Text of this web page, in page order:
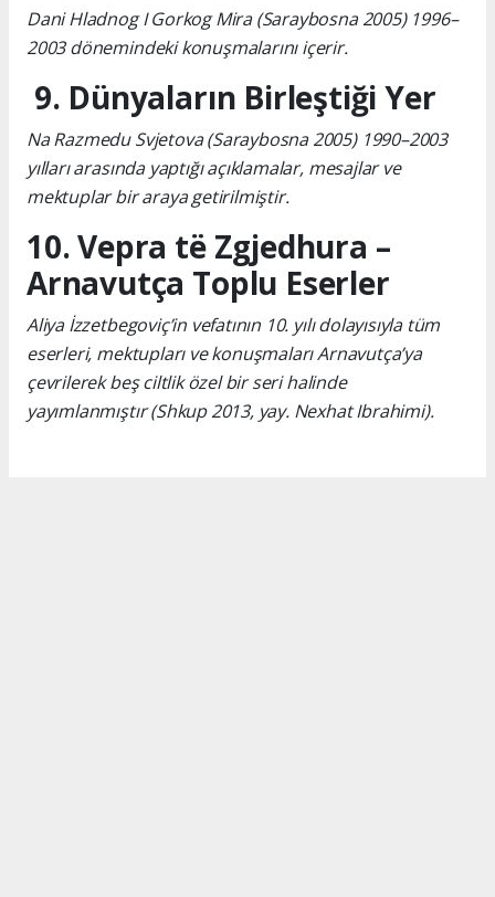
Dani Hladnog I Gorkog Mira (Saraybosna 2005) 1996–
2003 dönemindeki konuşmalarını içerir.
9. Dünyaların Birleştiği Yer
Na Razmedu Svjetova (Saraybosna 2005) 1990–2003
yılları arasında yaptığı açıklamalar, mesajlar ve
mektuplar bir araya getirilmiştir.
10. Vepra të Zgjedhura –
Arnavutça Toplu Eserler
Aliya İzzetbegoviç’in vefatının 10. yılı dolayısıyla tüm
eserleri, mektupları ve konuşmaları Arnavutça’ya
çevrilerek beş ciltlik özel bir seri halinde
yayımlanmıştır (Shkup 2013, yay. Nexhat Ibrahimi).